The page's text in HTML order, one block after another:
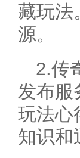
藏玩法
源。
2.传
发布服
玩法心
知识和